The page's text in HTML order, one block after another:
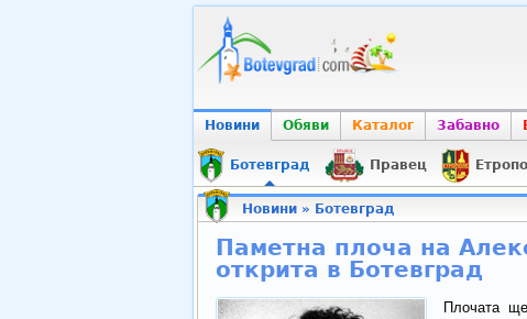
Новини Обяви Каталог Забавно
Ботевград Правец
Новини» Ботевград
Паметна плоча на
открита в Ботевград
Плочата ще